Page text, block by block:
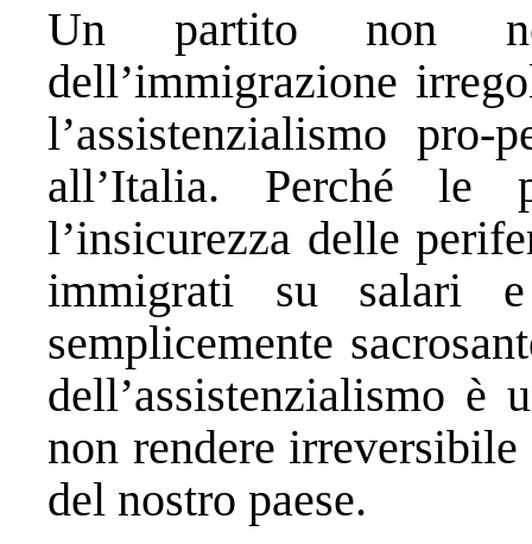
Un partito non
dell’immigrazione
l’assistenzialismo pro-
all’Italia. Perché le
l’insicurezza delle
immigrati su salari
semplicemente
dell’assistenzialismo è
non rendere
del nostro paese.